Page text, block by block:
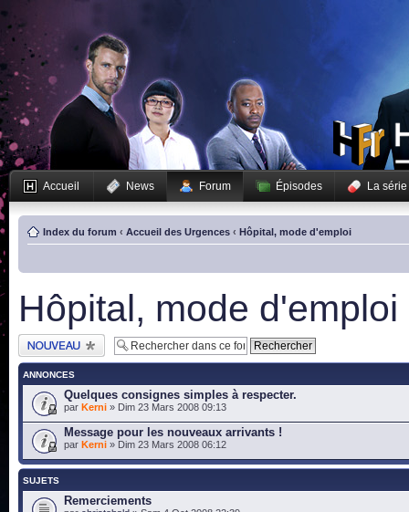
Accueil News Forum Épisodes La série
Index du forum ‹ Accueil des Urgences ‹ Hôpital, mode d'emploi
Hôpital, mode d'emploi
Publier un nouveau
sujet
ANNONCES
Quelques consignes simples à respecter.
par Kerni » Dim 23 Mars 2008 09:13
Message pour les nouveaux arrivants !
par Kerni » Dim 23 Mars 2008 06:12
SUJETS
Remerciements